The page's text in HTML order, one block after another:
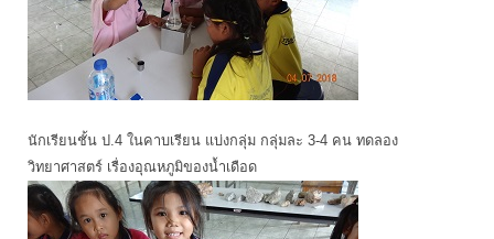
นักเรียนชั้น ป.4 ในคาบเรียน แบ่งกลุ่ม กลุ่มละ 3-4 คน ทดลอง
วิทยาศาสตร์ เรื่องอุณหภูมิของน้ำเดือด